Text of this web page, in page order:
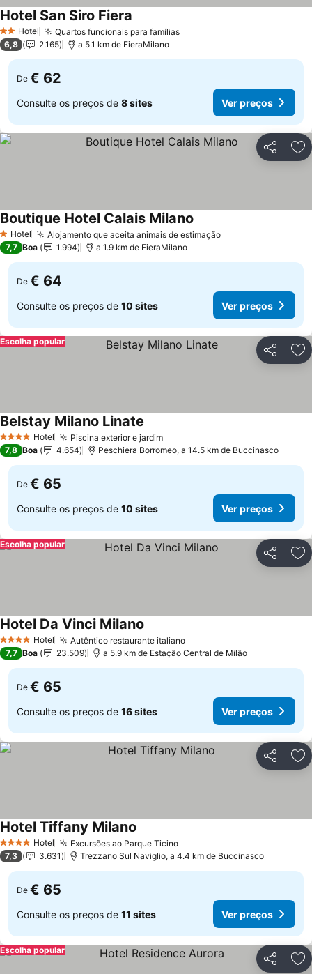
2 Estrelas
Hotel Quartos funcionais para famílias
Hotel San Siro Fiera
6,8 2.165 a 5.1 km de FieraMilano
De € 62
Consulte os preços de 8 sites Ver preços
Partilhar
1 Estrelas
Hotel Alojamento que aceita animais de estimação
Boutique Hotel Calais Milano
7,7 Boa 1.994 a 1.9 km de FieraMilano
De € 64
Consulte os preços de 10 sites Ver preços
Partilhar
Escolha popular
4 EstrelasHotel Piscina exterior e jardim
Belstay Milano Linate
7,8 Boa 4.654 Peschiera Borromeo, a 14.5 km de Buccinasco
De € 65
Consulte os preços de 10 sites Ver preços
Partilhar
Escolha popular
4 EstrelasHotel Autêntico restaurante italiano
Hotel Da Vinci Milano
7,7 Boa 23.509 a 5.9 km de Estação Central de Milão
De € 65
Consulte os preços de 16 sites Ver preços
Partilhar
4 EstrelasHotel Excursões ao Parque Ticino
Hotel Tiffany Milano
7,3 3.631 Trezzano Sul Naviglio, a 4.4 km de Buccinasco
De € 65
Consulte os preços de 11 sites Ver preços
Partilhar
Escolha popular